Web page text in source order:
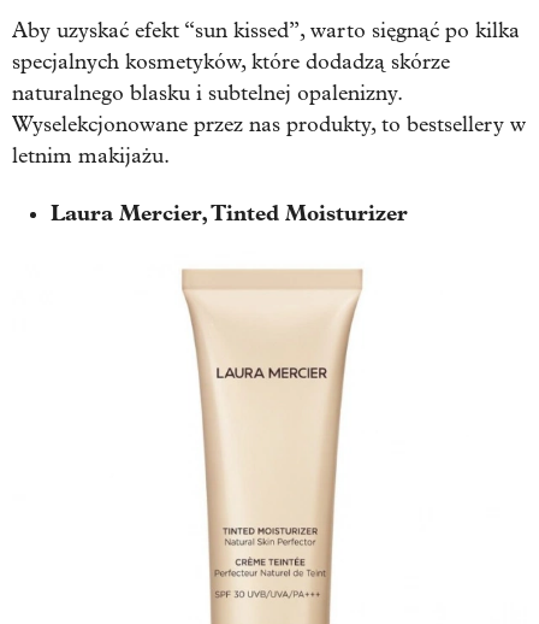
Aby uzyskać efekt “sun kissed”, warto sięgnąć po kilka
specjalnych kosmetyków, które dodadzą skórze
naturalnego blasku i subtelnej opalenizny.
Wyselekcjonowane przez nas produkty, to bestsellery w
letnim makijażu.
Laura Mercier, Tinted Moisturizer